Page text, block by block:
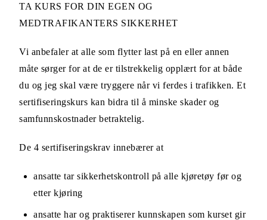
TA KURS FOR DIN EGEN OG
MEDTRAFIKANTERS SIKKERHET
Vi anbefaler at alle som flytter last på en eller annen
måte sørger for at de er tilstrekkelig opplært for at både
du og jeg skal være tryggere når vi ferdes i trafikken. Et
sertifiseringskurs kan bidra til å minske skader og
samfunnskostnader betraktelig.
De 4 sertifiseringskrav innebærer at
ansatte tar sikkerhetskontroll på alle kjøretøy før og
etter kjøring
ansatte har og praktiserer kunnskapen som kurset gir